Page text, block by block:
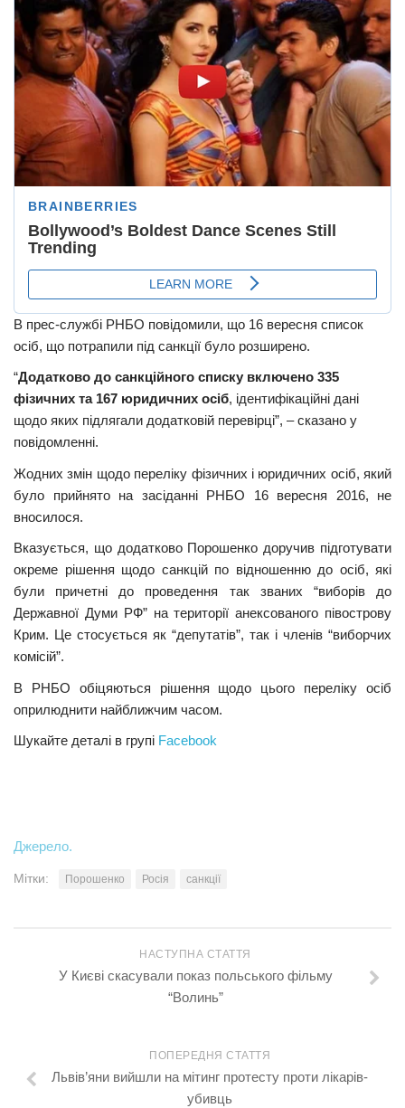
#Війна
В прес-службі РНБО повідомили, що 16 вересня список
осіб, що потрапили під санкції було розширено.
“Додатково до санкційного списку включено 335
фізичних та 167 юридичних осіб, ідентифікаційні дані
щодо яких підлягали додатковій перевірці”, – сказано у
повідомленні.
Жодних змін щодо переліку фізичних і юридичних осіб, який
було прийнято на засіданні РНБО 16 вересня 2016, не
вносилося.
Вказується, що додатково Порошенко доручив підготувати
окреме рішення щодо санкцій по відношенню до осіб, які
були причетні до проведення так званих “виборів до
Державної Думи РФ” на території анексованого півострову
Крим. Це стосується як “депутатів”, так і членів “виборчих
комісій”.
В РНБО обіцяються рішення щодо цього переліку осіб
оприлюднити найближчим часом.
Шукайте деталі в групі Facebook
Джерело.
Мітки: Порошенко Росія санкції
НАСТУПНА СТАТТЯ
У Києві скасували показ польського фільму
“Волинь”
ПОПЕРЕДНЯ СТАТТЯ
Львів’яни вийшли на мітинг протесту проти лікарів-
убивць